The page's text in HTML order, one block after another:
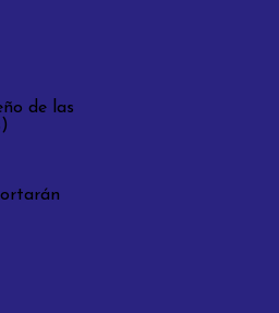
de las